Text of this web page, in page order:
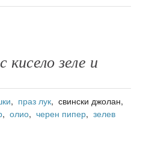
кисело зеле и
, праз лук, свински джолан,
, олио, черен пипер, зелев